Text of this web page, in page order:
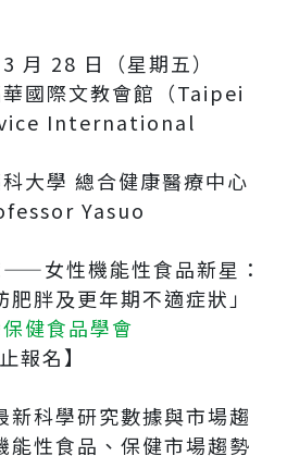
月 28 日（星期五）
國際文教會館（Taipei
International
大學 總合健康醫療中心
Yasuo
女性機能性食品新星：
胖及更年期不適症狀」
健食品學會
報名】
新科學研究數據與市場趨
能性食品、保健市場趨勢